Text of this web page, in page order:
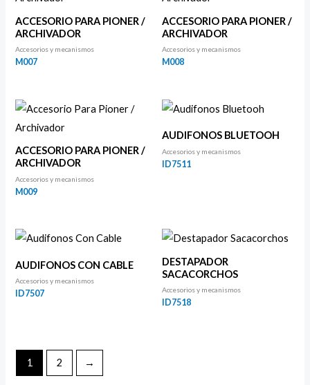
ACCESORIO PARA PIONER /
ARCHIVADOR
Accesorios y mecanismos
M007
ACCESORIO PARA PIONER /
ARCHIVADOR
Accesorios y mecanismos
M008
ACCESORIO PARA PIONER /
ARCHIVADOR
Accesorios y mecanismos
M009
AUDIFONOS BLUETOOH
Accesorios y mecanismos
ID7511
AUDIFONOS CON CABLE
Accesorios y mecanismos
ID7507
DESTAPADOR
SACACORCHOS
Accesorios y mecanismos
ID7518
1 2 →